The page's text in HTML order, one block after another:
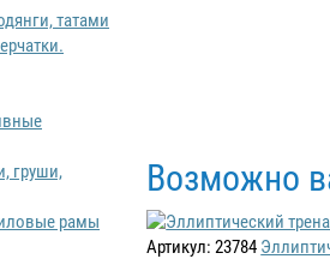
Возможно
Артикул: 23784
татами
груши,
рамы